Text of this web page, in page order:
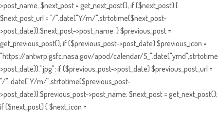
>post_name; $next_post = get_next_post(); if ($next_post) {
$next_post_url = "/".date("Y/m/",strtotime($next_post-
>post_date)).$next_post->post_name; } $previous_post =
get_previous_post(); if ($previous_post->post_date) $previous_icon =
"https://antwrp.gsfc.nasa.gov/apod/calendar/
>post_date)).".jpg"; if ($previous_post->post_date) $previous_post_url =
"/". date("Y/m/",strtotime($previous_post-
>post_date)).$previous_post->post_name; $next_post = get_next_post();
if ($next_post) { $next_icon =